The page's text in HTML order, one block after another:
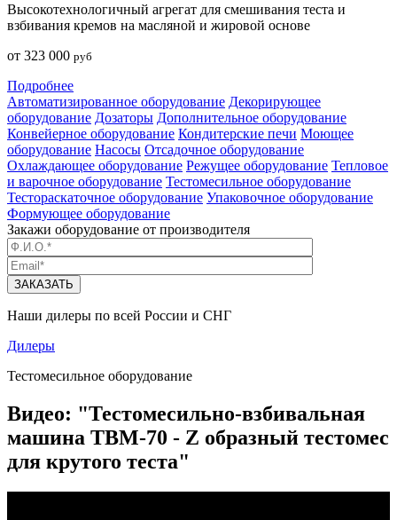
Высокотехнологичный агрегат для смешивания теста и
взбивания кремов на масляной и жировой основе
от 323 000 руб
Подробнее
Автоматизированное оборудование Декорирующее
оборудование Дозаторы Дополнительное оборудование
Конвейерное оборудование Кондитерские печи Моющее
оборудование Насосы Отсадочное оборудование
Охлаждающее оборудование Режущее оборудование Тепловое
и варочное оборудование Тестомесильное оборудование
Тестораскаточное оборудование Упаковочное оборудование
Формующее оборудование
Закажи оборудование от производителя
ЗАКАЗАТЬ
Наши дилеры по всей России и СНГ
Дилеры
Тестомесильное оборудование
Видео: "Тестомесильно-взбивальная
машина ТВМ-70 - Z образный тестомес
для крутого теста"